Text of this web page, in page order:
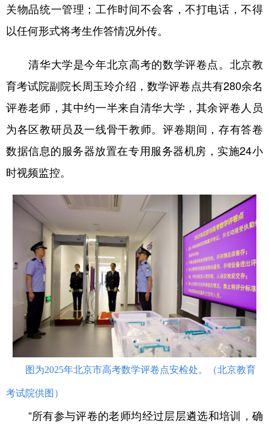
关物品统一管理；工作时间不会客，不打电话，不得
以任何形式将考生作答情况外传。
清华大学是今年北京高考的数学评卷点。北京教
育考试院副院长周玉玲介绍，数学评卷点共有280余名
评卷老师，其中约一半来自清华大学，其余评卷人员
为各区教研员及一线骨干教师。评卷期间，存有答卷
数据信息的服务器放置在专用服务器机房，实施24小
时视频监控。
图为2025年北京市高考数学评卷点安检处。（北京教育
考试院供图）
“所有参与评卷的老师均经过层层遴选和培训，确